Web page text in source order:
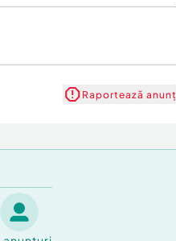
Raportează anunț